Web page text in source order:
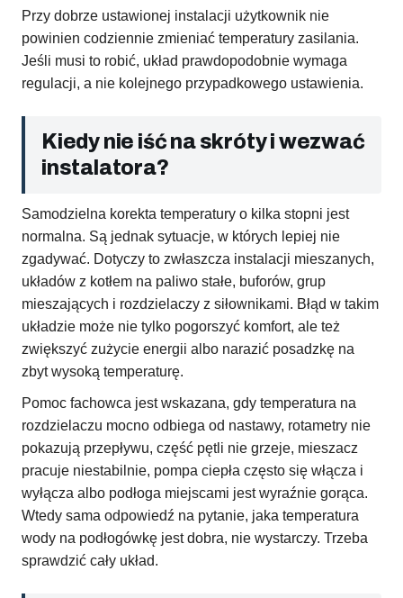
Przy dobrze ustawionej instalacji użytkownik nie
powinien codziennie zmieniać temperatury zasilania.
Jeśli musi to robić, układ prawdopodobnie wymaga
regulacji, a nie kolejnego przypadkowego ustawienia.
Kiedy nie iść na skróty i wezwać
instalatora?
Samodzielna korekta temperatury o kilka stopni jest
normalna. Są jednak sytuacje, w których lepiej nie
zgadywać. Dotyczy to zwłaszcza instalacji mieszanych,
układów z kotłem na paliwo stałe, buforów, grup
mieszających i rozdzielaczy z siłownikami. Błąd w takim
układzie może nie tylko pogorszyć komfort, ale też
zwiększyć zużycie energii albo narazić posadzkę na
zbyt wysoką temperaturę.
Pomoc fachowca jest wskazana, gdy temperatura na
rozdzielaczu mocno odbiega od nastawy, rotametry nie
pokazują przepływu, część pętli nie grzeje, mieszacz
pracuje niestabilnie, pompa ciepła często się włącza i
wyłącza albo podłoga miejscami jest wyraźnie gorąca.
Wtedy sama odpowiedź na pytanie, jaka temperatura
wody na podłogówkę jest dobra, nie wystarczy. Trzeba
sprawdzić cały układ.